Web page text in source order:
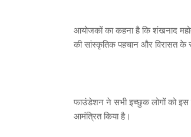
आयोजकों का कहना है कि शंखनाद
की सांस्कृतिक पहचान और विरासत
फाउंडेशन ने सभी इच्छुक लोगों को इस
आमंत्रित किया है।